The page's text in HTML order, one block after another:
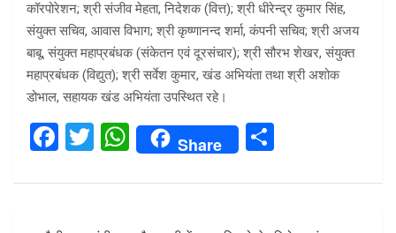
कॉरपोरेशन; श्री संजीव मेहता, निदेशक (वित्त); श्री धीरेन्द्र कुमार सिंह,
संयुक्त सचिव, आवास विभाग; श्री कृष्णानन्द शर्मा, कंपनी सचिव; श्री अजय
बाबू, संयुक्त महाप्रबंधक (संकेतन एवं दूरसंचार); श्री सौरभ शेखर, संयुक्त
महाप्रबंधक (विद्युत); श्री सर्वेश कुमार, खंड अभियंता तथा श्री अशोक
डोभाल, सहायक खंड अभियंता उपस्थित रहे।
F
ce
b
T
tt
er
W
h
at
Share
ar
e